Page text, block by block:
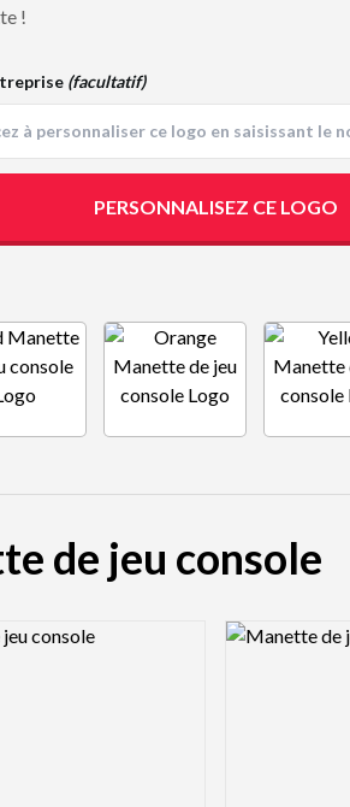
!
(facultatif)
PERSONNALISEZ CE LOGO
de jeu console
Logo Preview